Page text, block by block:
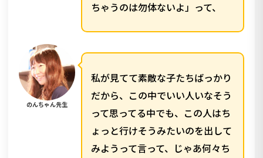
ちゃうのは勿体ないよ」って、
のんちゃん先生
私が見てて素敵な子たちばっかり
だから、この中でいい人いなそう
って思ってる中でも、この人はち
ょっと行けそうみたいのを出して
みようって言って、じゃあ何々ち